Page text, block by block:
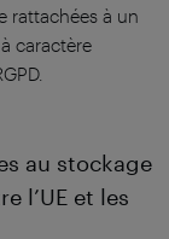
rattachées à un
caractère
au stockage
l’UE et les